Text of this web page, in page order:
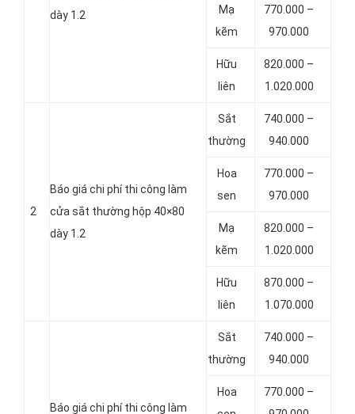
dày 1.2
Mạ
kẽm
770.000 –
970.000
Hữu
liên
820.000 –
1.020.000
2
Báo giá chi phí thi công làm
cửa sắt thường hộp 40×80
dày 1.2
Sắt
thường
740.000 –
940.000
Hoa
sen
770.000 –
970.000
Mạ
kẽm
820.000 –
1.020.000
Hữu
liên
870.000 –
1.070.000
Báo giá chi phí thi công làm
Sắt
thường
740.000 –
940.000
Hoa
770.000 –